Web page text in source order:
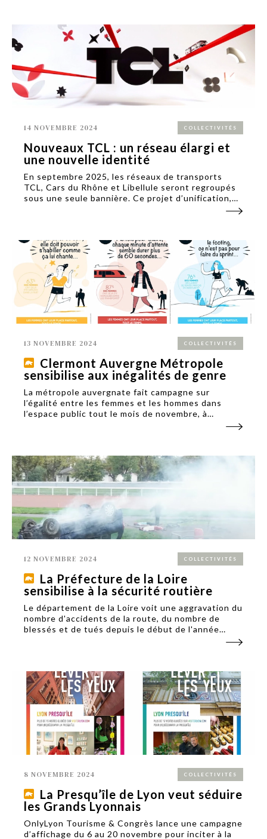
14 NOVEMBRE 2024 COLLECTIVITÉS
Nouveaux TCL : un réseau élargi et
une nouvelle identité
En septembre 2025, les réseaux de transports
TCL, Cars du Rhône et Libellule seront regroupés
sous une seule bannière. Ce projet d’unification,
13 NOVEMBRE 2024 COLLECTIVITÉS
Clermont Auvergne Métropole
sensibilise aux inégalités de genre
La métropole auvergnate fait campagne sur
l’égalité entre les femmes et les hommes dans
l’espace public tout le mois de novembre, à
12 NOVEMBRE 2024 COLLECTIVITÉS
La Préfecture de la Loire
sensibilise à la sécurité routière
Le département de la Loire voit une aggravation du
nombre d'accidents de la route, du nombre de
blessés et de tués depuis le début de l'année
2024. En réaction la préfecture de la Loire a réalisé
8 NOVEMBRE 2024 COLLECTIVITÉS
La Presqu’île de Lyon veut séduire
les Grands Lyonnais
OnlyLyon Tourisme & Congrès lance une campagne
d’affichage du 6 au 20 novembre pour inciter à la